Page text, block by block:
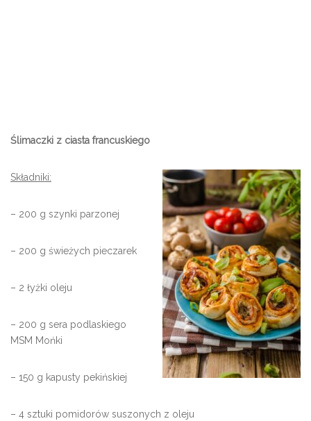
Ślimaczki z ciasta francuskiego
Składniki:
– 200 g szynki parzonej
– 200 g świeżych pieczarek
– 2 łyżki oleju
– 200 g sera podlaskiego
MSM Mońki
– 150 g kapusty pekińskiej
– 4 sztuki pomidorów suszonych z oleju